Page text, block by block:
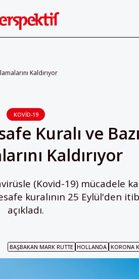
Kaldırıyor
KOVID-19
Kuralı ve
Kaldırıyor
(Kovid-19) mücadele
kuralının 25 Eylül'den
açıkladı.
BAŞBAKAN MARK RUTTE HOLLANDA KORONA